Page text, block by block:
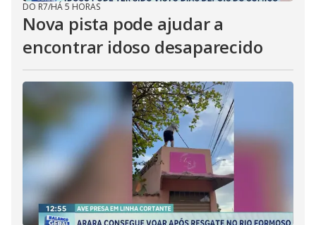
DO R7/HÁ 5 HORAS
Nova pista pode ajudar a
encontrar idoso desaparecido